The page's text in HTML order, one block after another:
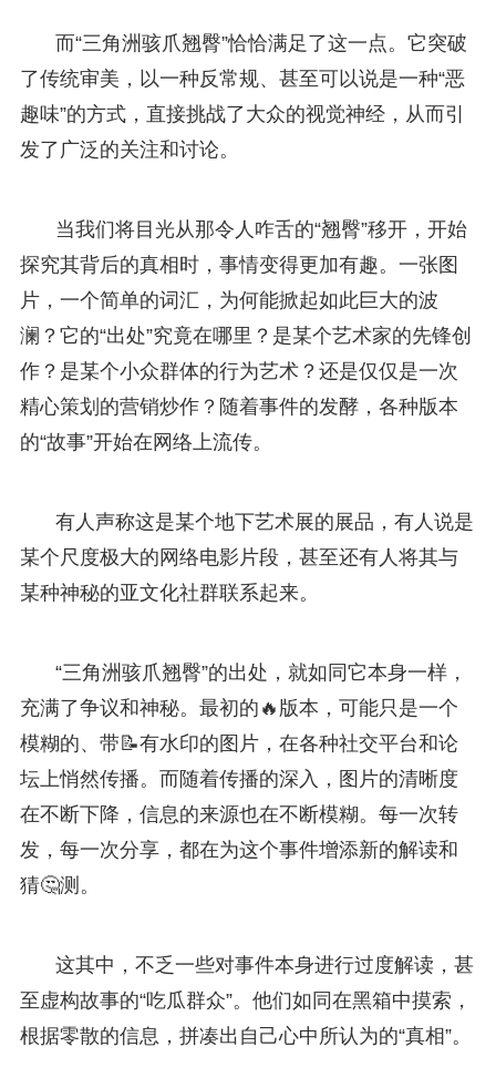
而“三角洲骇爪翘臀”恰恰满足了这一点。它突破
了传统审美，以一种反常规、甚至可以说是一种“恶
趣味”的方式，直接挑战了大众的视觉神经，从而引
发了广泛的关注和讨论。
当我们将目光从那令人咋舌的“翘臀”移开，开始
探究其背后的真相时，事情变得更加有趣。一张图
片，一个简单的词汇，为何能掀起如此巨大的波
澜？它的“出处”究竟在哪里？是某个艺术家的先锋创
作？是某个小众群体的行为艺术？还是仅仅是一次
精心策划的营销炒作？随着事件的发酵，各种版本
的“故事”开始在网络上流传。
有人声称这是某个地下艺术展的展品，有人说是
某个尺度极大的网络电影片段，甚至还有人将其与
某种神秘的亚文化社群联系起来。
“三角洲骇爪翘臀”的出处，就如同它本身一样，
充满了争议和神秘。最初的🔥版本，可能只是一个
模糊的、带📝有水印的图片，在各种社交平台和论
坛上悄然传播。而随着传播的深入，图片的清晰度
在不断下降，信息的来源也在不断模糊。每一次转
发，每一次分享，都在为这个事件增添新的解读和
猜🤔测。
这其中，不乏一些对事件本身进行过度解读，甚
至虚构故事的“吃瓜群众”。他们如同在黑箱中摸索，
根据零散的信息，拼凑出自己心中所认为的“真相”。